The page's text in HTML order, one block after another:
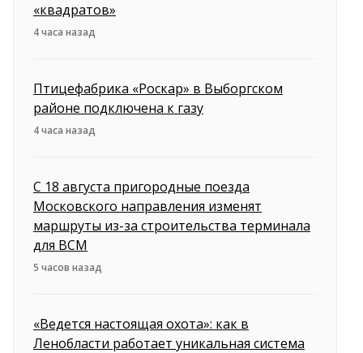
«квадратов»
4 часа назад
Птицефабрика «Роскар» в Выборгском
районе подключена к газу
4 часа назад
С 18 августа пригородные поезда
Московского направления изменят
маршруты из-за строительства терминала
для ВСМ
5 часов назад
«Ведется настоящая охота»: как в
Ленобласти работает уникальная система